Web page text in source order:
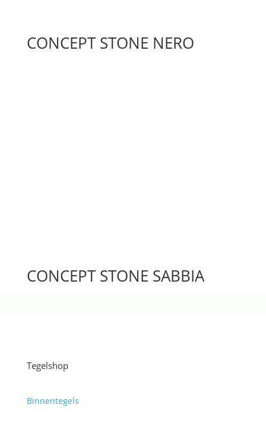
CONCEPT STONE NERO
CONCEPT STONE SABBIA
Tegelshop
Binnentegels